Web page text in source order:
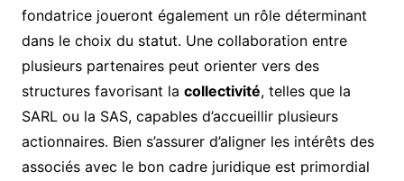
fondatrice joueront également un rôle déterminant
dans le choix du statut. Une collaboration entre
plusieurs partenaires peut orienter vers des
structures favorisant la collectivité, telles que la
SARL ou la SAS, capables d’accueillir plusieurs
actionnaires. Bien s’assurer d’aligner les intérêts des
associés avec le bon cadre juridique est primordial